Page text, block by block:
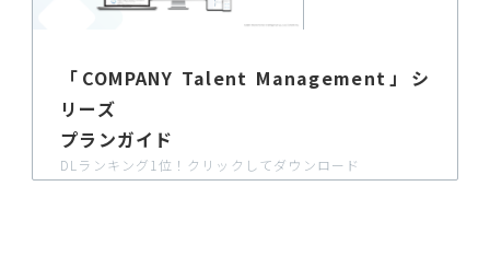
「COMPANY Talent Management」シ
リーズ
プランガイド
DLランキング1位！クリックしてダウンロード